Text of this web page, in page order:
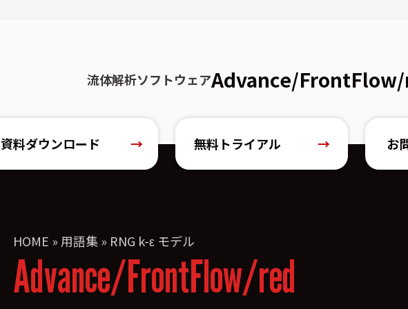
流体解析ソフトウェアAdvance/
資料ダウンロード → 無料トライアル → お
HOME » 用語集» RNG k-ε モデル
Advance/FrontFlow/red